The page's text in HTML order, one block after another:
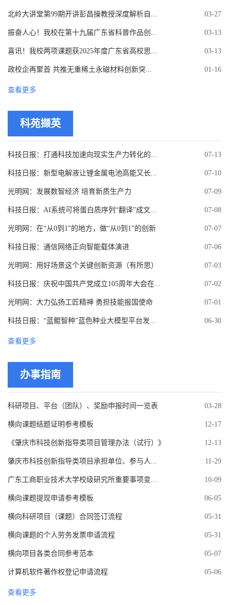
北岭大讲堂第99期开讲彭昌操教授深度解析自... 03-27
振奋人心！我校在第十九届广东省科普作品创... 03-13
喜讯！我校两项课题获2025年度广东省高校思... 03-13
政校企再聚首 共推无重稀土永磁材料创新突... 01-16
查看更多
科苑撷英
科技日报：打通科技加速向现实生产力转化的... 07-13
科技日报：新型电解液让锂金属电池高能又长... 07-10
光明网：发展数智经济 培育新质生产力 07-09
科技日报：AI系统可将蛋白质序列“翻译”成文... 07-08
光明网：在“从0到1”的地方，做“从0到1”的创新 07-07
科技日报：通信网络正向智能载体演进 07-06
光明网：用好场景这个关键创新资源（有所思） 07-03
科技日报：庆祝中国共产党成立105周年大会在... 07-02
光明网：大力弘扬工匠精神 勇担技能报国使命 07-01
科技日报：“蓝鲲智种”蓝色种业大模型平台发... 06-30
查看更多
办事指南
科研项目、平台（团队）、奖励申报时间一览表 03-28
横向课题结题证明参考模板 12-17
《肇庆市科技创新指导类项目管理办法（试行）》 12-13
肇庆市科技创新指导类项目承担单位、参与人... 11-29
广东工商职业技术大学校级研究所重要事项变... 10-09
横向课题提现申请参考模板 06-05
横向科研项目（课题）合同签订流程 05-31
横向课题的个人劳务发票申请流程 05-31
横向项目各类合同参考范本 05-07
计算机软件著作权登记申请流程 05-06
查看更多